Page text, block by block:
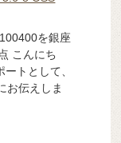
を銀座
こんにち
トとして、
お伝えしま